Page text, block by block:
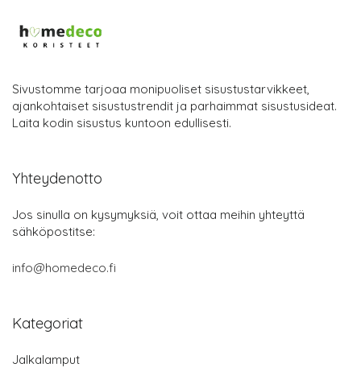
Sivustomme tarjoaa monipuoliset sisustustarvikkeet,
ajankohtaiset sisustustrendit ja parhaimmat sisustusideat.
Laita kodin sisustus kuntoon edullisesti.
Yhteydenotto
Jos sinulla on kysymyksiä, voit ottaa meihin yhteyttä
sähköpostitse:
info@homedeco.fi
Kategoriat
Jalkalamput